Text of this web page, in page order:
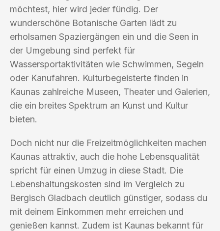
möchtest, hier wird jeder fündig. Der
wunderschöne Botanische Garten lädt zu
erholsamen Spaziergängen ein und die Seen in
der Umgebung sind perfekt für
Wassersportaktivitäten wie Schwimmen, Segeln
oder Kanufahren. Kulturbegeisterte finden in
Kaunas zahlreiche Museen, Theater und Galerien,
die ein breites Spektrum an Kunst und Kultur
bieten.
Doch nicht nur die Freizeitmöglichkeiten machen
Kaunas attraktiv, auch die hohe Lebensqualität
spricht für einen Umzug in diese Stadt. Die
Lebenshaltungskosten sind im Vergleich zu
Bergisch Gladbach deutlich günstiger, sodass du
mit deinem Einkommen mehr erreichen und
genießen kannst. Zudem ist Kaunas bekannt für